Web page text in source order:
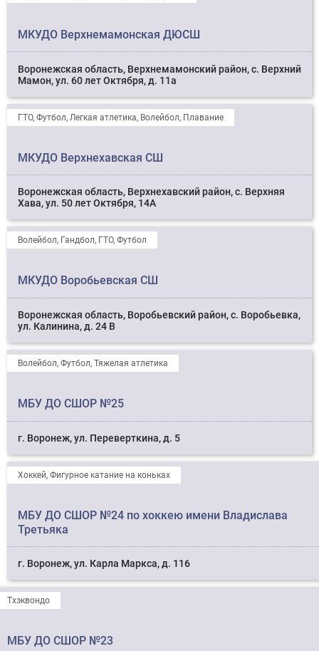
МКУДО Верхнемамонская ДЮСШ
Воронежская область, Верхнемамонский район, с. Верхний
Мамон, ул. 60 лет Октября, д. 11а
ГТО, Футбол, Легкая атлетика, Волейбол, Плавание
МКУДО Верхнехавская СШ
Воронежская область, Верхнехавский район, с. Верхняя
Хава, ул. 50 лет Октября, 14А
Волейбол, Гандбол, ГТО, Футбол
МКУДО Воробьевская СШ
Воронежская область, Воробьевский район, с. Воробьевка,
ул. Калинина, д. 24 В
Волейбол, Футбол, Тяжелая атлетика
МБУ ДО СШОР №25
г. Воронеж, ул. Переверткина, д. 5
Хоккей, Фигурное катание на коньках
МБУ ДО СШОР №24 по хоккею имени Владислава
Третьяка
г. Воронеж, ул. Карла Маркса, д. 116
Тхэквондо
МБУ ДО СШОР №23